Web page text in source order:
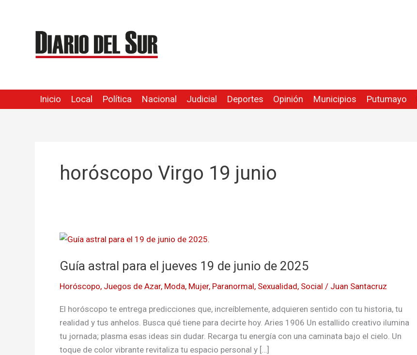
contenido
Inicio Local Política Nacional Judicial Deportes Opinión Municipios Putumayo
horóscopo Virgo 19 junio
Guía astral para el jueves 19 de junio de 2025
Horóscopo, Juegos de Azar, Moda, Mujer, Paranormal, Sexualidad, Social / Juan Santacruz
El horóscopo te entrega predicciones que, increíblemente, adquieren sentido con tu historia, tu
realidad y tus anhelos. Busca qué tiene para decirte hoy. Aries 1906 Un estallido creativo ilumina
tu jornada; plasma esas ideas sin dudar. Recarga tu energía con una caminata bajo el cielo. Un
toque de color vibrante revitaliza tu espacio personal y […]
Guía
para
jueves
19
de
junio
de